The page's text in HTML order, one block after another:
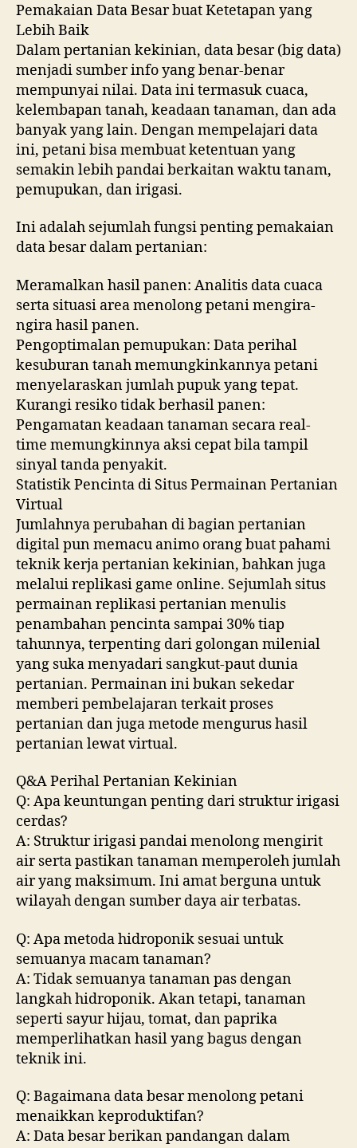
Pemakaian Data Besar buat Ketetapan yang
Lebih Baik
Dalam pertanian kekinian, data besar (big data)
menjadi sumber info yang benar-benar
mempunyai nilai. Data ini termasuk cuaca,
kelembapan tanah, keadaan tanaman, dan ada
banyak yang lain. Dengan mempelajari data
ini, petani bisa membuat ketentuan yang
semakin lebih pandai berkaitan waktu tanam,
pemupukan, dan irigasi.
Ini adalah sejumlah fungsi penting pemakaian
data besar dalam pertanian:
Meramalkan hasil panen: Analitis data cuaca
serta situasi area menolong petani mengira-
ngira hasil panen.
Pengoptimalan pemupukan: Data perihal
kesuburan tanah memungkinkannya petani
menyelaraskan jumlah pupuk yang tepat.
Kurangi resiko tidak berhasil panen:
Pengamatan keadaan tanaman secara real-
time memungkinnya aksi cepat bila tampil
sinyal tanda penyakit.
Statistik Pencinta di Situs Permainan Pertanian
Virtual
Jumlahnya perubahan di bagian pertanian
digital pun memacu animo orang buat pahami
teknik kerja pertanian kekinian, bahkan juga
melalui replikasi game online. Sejumlah situs
permainan replikasi pertanian menulis
penambahan pencinta sampai 30% tiap
tahunnya, terpenting dari golongan milenial
yang suka menyadari sangkut-paut dunia
pertanian. Permainan ini bukan sekedar
memberi pembelajaran terkait proses
pertanian dan juga metode mengurus hasil
pertanian lewat virtual.
Q&A Perihal Pertanian Kekinian
Q: Apa keuntungan penting dari struktur irigasi
cerdas?
A: Struktur irigasi pandai menolong mengirit
air serta pastikan tanaman memperoleh jumlah
air yang maksimum. Ini amat berguna untuk
wilayah dengan sumber daya air terbatas.
Q: Apa metoda hidroponik sesuai untuk
semuanya macam tanaman?
A: Tidak semuanya tanaman pas dengan
langkah hidroponik. Akan tetapi, tanaman
seperti sayur hijau, tomat, dan paprika
memperlihatkan hasil yang bagus dengan
teknik ini.
Q: Bagaimana data besar menolong petani
menaikkan keproduktifan?
A: Data besar berikan pandangan dalam